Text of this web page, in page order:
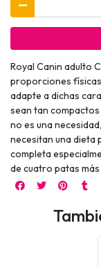
Royal Canin adulto
proporciones
adapte a dichas
sean tan
no es una
necesitan una dieta
completa
de cuatro patas